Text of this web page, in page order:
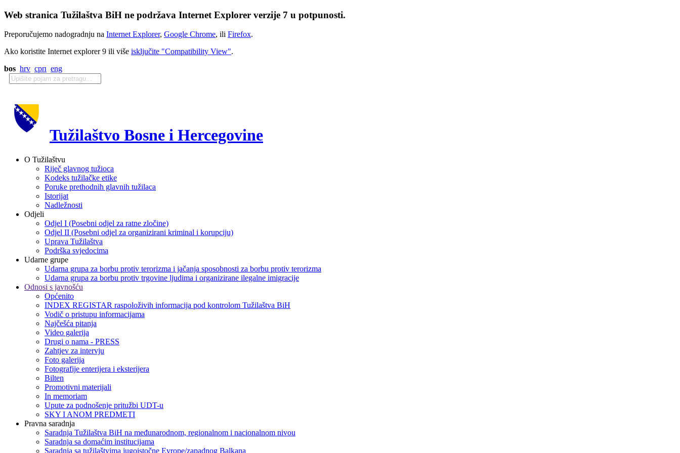
Web stranica Tužilaštva BiH ne podržava Internet Explorer verzije 7 u potpunosti.
Preporučujemo nadogradnju na Internet Explorer, Google Chrome, ili Firefox.
Ako koristite Internet explorer 9 ili više isključite "Compatibility View".
bos hrv срп eng
Tužilaštvo Bosne i Hercegovine
O Tužilaštvu
Riječ glavnog tužioca
Kodeks tužilačke etike
Poruke prethodnih glavnih tužilaca
Istorijat
Nadležnosti
Odjeli
Odjel I (Posebni odjel za ratne zločine)
Odjel II (Posebni odjel za organizirani kriminal i korupciju)
Uprava Tužilaštva
Podrška svjedocima
Udarne grupe
Udarna grupa za borbu protiv terorizma i jačanja sposobnosti za borbu protiv terorizma
Udarna grupa za borbu protiv trgovine ljudima i organizirane ilegalne imigracije
Odnosi s javnošću
Općenito
INDEX REGISTAR raspoloživih informacija pod kontrolom Tužilaštva BiH
Vodič o pristupu informacijama
Najčešća pitanja
Video galerija
Drugi o nama - PRESS
Zahtjev za intervju
Foto galerija
Fotografije enterijera i eksterijera
Bilten
Promotivni materijali
In memoriam
Upute za podnošenje pritužbi UDT-u
SKY I ANOM PREDMETI
Pravna saradnja
Saradnja Tužilaštva BiH na međunarodnom, regionalnom i nacionalnom nivou
Saradnja sa domaćim institucijama
Saradnja sa tužilaštvima jugoistočne Evrope/zapadnog Balkana